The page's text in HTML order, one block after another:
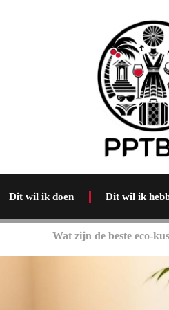
Dit wil ik doen Dit wil ik
Wat zijn de beste eco-